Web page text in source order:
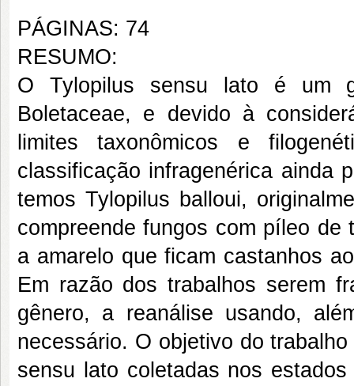
PÁGINAS: 74
RESUMO:
O Tylopilus sensu lato é um
Boletaceae, e devido à
limites taxonômicos e
classificação infragenérica ainda
temos Tylopilus balloui,
compreende fungos com píleo de
a amarelo que ficam castanhos
Em razão dos trabalhos serem
gênero, a reanálise usando,
necessário. O objetivo do
sensu lato coletadas nos